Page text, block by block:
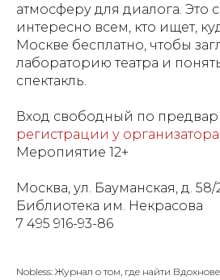
атмосферу для диалога. Это
интересно всем, кто ищет,
Москве бесплатно, чтобы
лабораторию театра и
спектакль.
Вход свободный по
регистрации у организатора
Меропиятие 12+
Москва, ул. Бауманская, д. 58/
Библиотека им. Некрасова
7 495 916-93-86
Nobless: Журнал о том, где найти